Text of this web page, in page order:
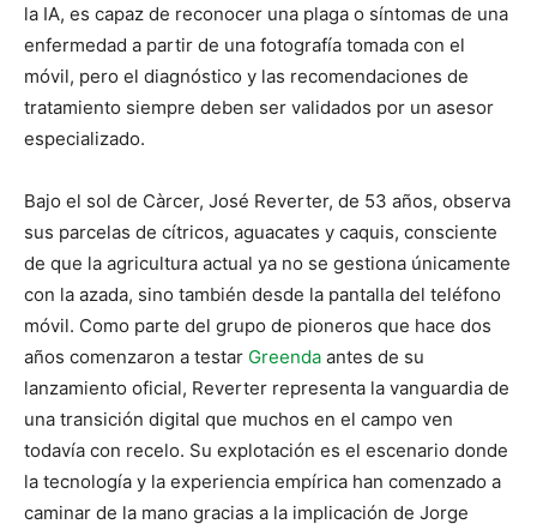
la IA, es capaz de reconocer una plaga o síntomas de una
enfermedad a partir de una fotografía tomada con el
móvil, pero el diagnóstico y las recomendaciones de
tratamiento siempre deben ser validados por un asesor
especializado.
Bajo el sol de Càrcer, José Reverter, de 53 años, observa
sus parcelas de cítricos, aguacates y caquis, consciente
de que la agricultura actual ya no se gestiona únicamente
con la azada, sino también desde la pantalla del teléfono
móvil. Como parte del grupo de pioneros que hace dos
años comenzaron a testar Greenda antes de su
lanzamiento oficial, Reverter representa la vanguardia de
una transición digital que muchos en el campo ven
todavía con recelo. Su explotación es el escenario donde
la tecnología y la experiencia empírica han comenzado a
caminar de la mano gracias a la implicación de Jorge